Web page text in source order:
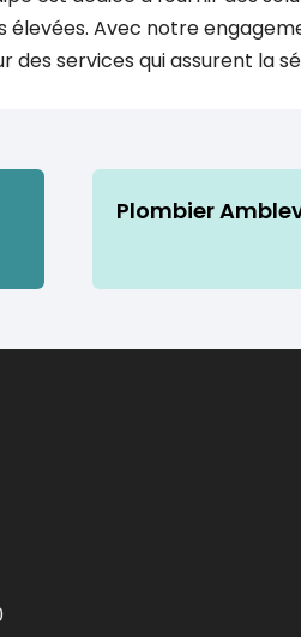
élevées. Avec notre
des services qui assurent la
Plombier